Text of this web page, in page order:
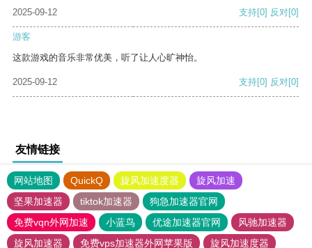
2025-09-12
支持[0] 反对[0]
游客
这款游戏的音乐非常优美，听了让人心旷神怡。
2025-09-12 支持[0] 反对[0]
友情链接
网站地图 QuickQ 旋风加速度器
旋风加速
坚果加速器
tiktok加速器
狗急加速器官网
免费vqn外网加速
小蓝鸟 优途加速器官网
风驰加速器
旋风加速器
免费vps加速器外网苹果版
旋风加速度器